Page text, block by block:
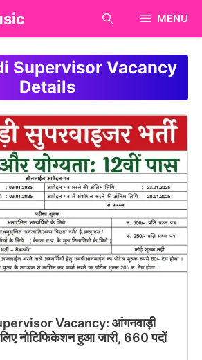
MENU
Supervisor Vacancy
Details
Vacancy: आंगनवाड़ी
नोटिफिकेशन हुआ जारी, 660 पदों